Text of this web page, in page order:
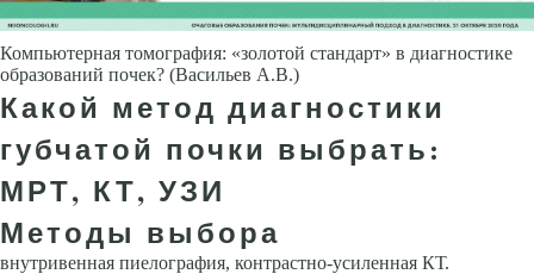
Компьютерная томография: «золотой стандарт» в диагностике
образований почек? (Васильев А.В.)
Какой метод диагностики
губчатой почки выбрать:
МРТ, КТ, УЗИ
Методы выбора
внутривенная пиелография, контрастно-усиленная КТ.